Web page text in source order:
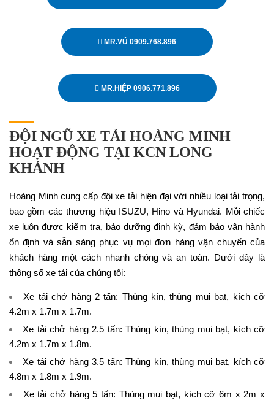
MR.VŨ 0909.768.896
MR.HIỆP 0906.771.896
ĐỘI NGŨ XE TẢI HOÀNG MINH
HOẠT ĐỘNG TẠI KCN LONG
KHÁNH
Hoàng Minh cung cấp đội xe tải hiện đại với nhiều loại tải trọng,
bao gồm các thương hiệu ISUZU, Hino và Hyundai. Mỗi chiếc
xe luôn được kiểm tra, bảo dưỡng định kỳ, đảm bảo vận hành
ổn định và sẵn sàng phục vụ mọi đơn hàng vận chuyển của
khách hàng một cách nhanh chóng và an toàn. Dưới đây là
thông số xe tải của chúng tôi:
Xe tải chở hàng 2 tấn: Thùng kín, thùng mui bạt, kích cỡ
4.2m x 1.7m x 1.7m.
Xe tải chở hàng 2.5 tấn: Thùng kín, thùng mui bạt, kích cỡ
4.2m x 1.7m x 1.8m.
Xe tải chở hàng 3.5 tấn: Thùng kín, thùng mui bạt, kích cỡ
4.8m x 1.8m x 1.9m.
Xe tải chở hàng 5 tấn: Thùng mui bạt, kích cỡ 6m x 2m x